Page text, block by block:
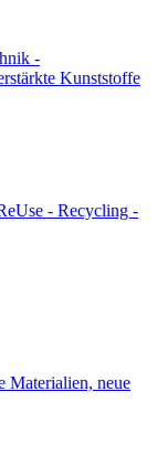
-
Kunststoffe
- Recycling -
Materialien, neue